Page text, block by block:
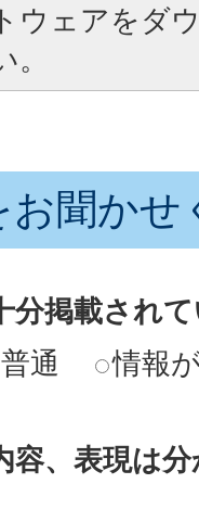
ウェアをダ
お聞かせ
分掲載され
普通 情報
容、表現は